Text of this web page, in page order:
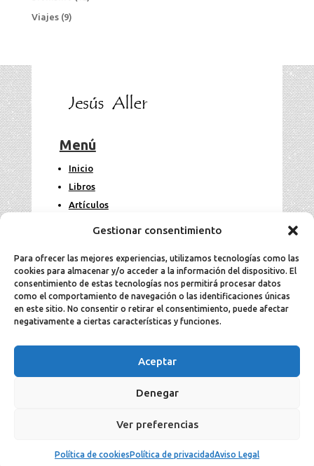
Gestionar consentimiento
Para ofrecer las mejores experiencias, utilizamos tecnologías como las
cookies para almacenar y/o acceder a la información del dispositivo. El
consentimiento de estas tecnologías nos permitirá procesar datos
como el comportamiento de navegación o las identificaciones únicas
en este sitio. No consentir o retirar el consentimiento, puede afectar
negativamente a ciertas características y funciones.
Aceptar
Denegar
Ver preferencias
Política de cookiesPolítica de privacidadAviso Legal
Viajes(9)
Menú
Inicio
Libros
Artículos
Legal
Aviso Legal
Política de privacidad
reservados ©.